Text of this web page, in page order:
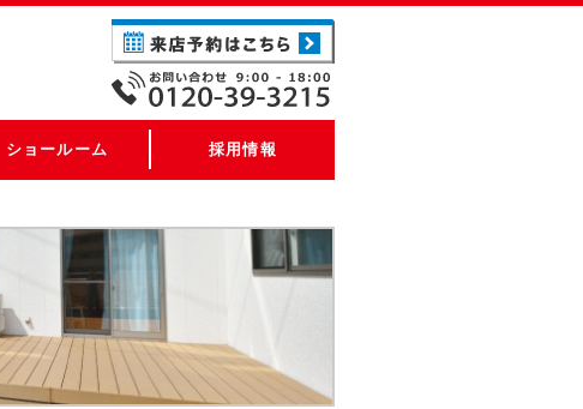
ショールーム 採用情報